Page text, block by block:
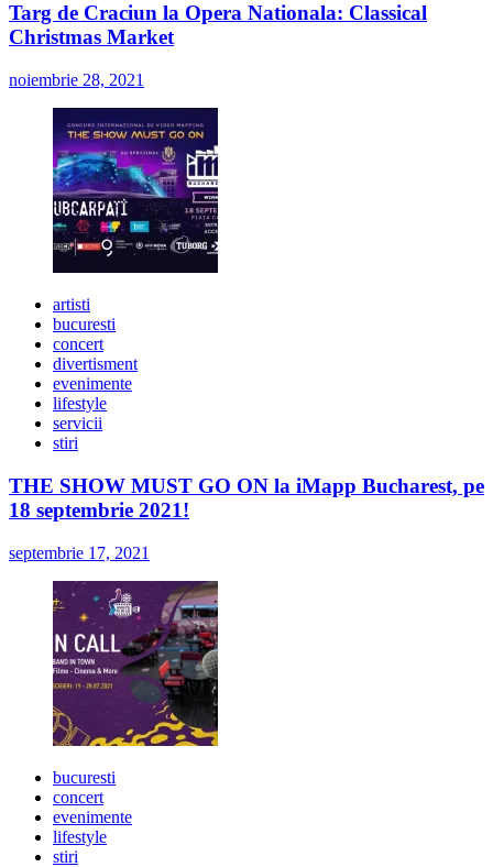
Targ de Craciun la Opera Nationala: Classical
Christmas Market
noiembrie 28, 2021
artisti
bucuresti
concert
divertisment
evenimente
lifestyle
servicii
stiri
THE SHOW MUST GO ON la iMapp Bucharest, pe
18 septembrie 2021!
septembrie 17, 2021
bucuresti
concert
evenimente
lifestyle
stiri